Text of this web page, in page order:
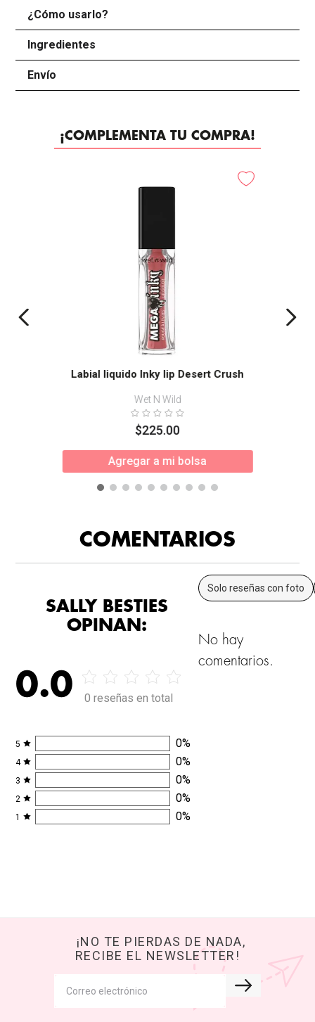
¿Cómo usarlo?
Ingredientes
Envío
¡COMPLEMENTA TU COMPRA!
Labial liquido Inky lip Desert Crush
Wet N Wild
$225.00
Agregar a mi bolsa
COMENTARIOS
SALLY BESTIES
OPINAN:
0.0 0 reseñas en total
5 0%
4 0%
3 0%
2 0%
1 0%
Solo reseñas con foto
No hay
comentarios.
¡NO TE PIERDAS DE NADA,
RECIBE EL NEWSLETTER!